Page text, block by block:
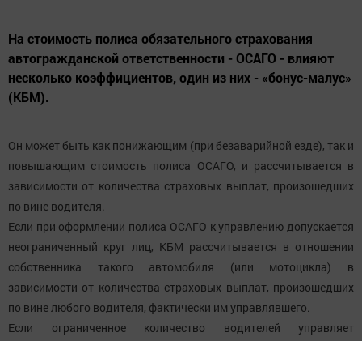
На стоимость полиса обязательного страхования
автогражданской ответственности - ОСАГО - влияют
несколько коэффициентов, один из них - «бонус-малус»
(КБМ).
Он может быть как понижающим (при безаварийной езде), так и
повышающим стоимость полиса ОСАГО, и рассчитывается в
зависимости от количества страховых выплат, произошедших
по вине водителя.
Если при оформлении полиса ОСАГО к управлению допускается
неограниченный круг лиц, КБМ рассчитывается в отношении
собственника такого автомобиля (или мотоцикла) в
зависимости от количества страховых выплат, произошедших
по вине любого водителя, фактически им управлявшего.
Если ограниченное количество водителей управляет